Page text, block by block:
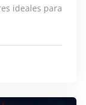
ideales para